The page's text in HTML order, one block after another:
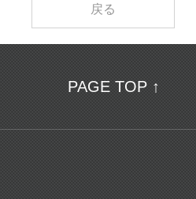
戻る
PAGE TOP ↑